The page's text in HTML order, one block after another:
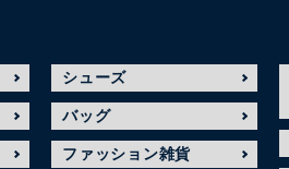
シューズ
バッグ
ファッション雑貨